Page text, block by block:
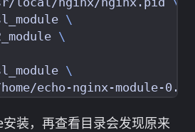
装，再查看目录会发现原来